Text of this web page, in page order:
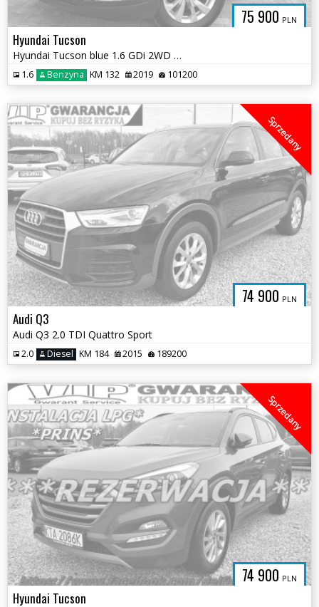
75 900 PLN
Hyundai Tucson
Hyundai Tucson blue 1.6 GDi 2WD Navi
1.6 Benzyna KM 132 2019 101200
74 900 PLN
Sprzedany
Audi Q3
Audi Q3 2.0 TDI Quattro Sport
2.0 Diesel KM 184 2015 189200
74 900 PLN
Sprzedany
Hyundai Tucson